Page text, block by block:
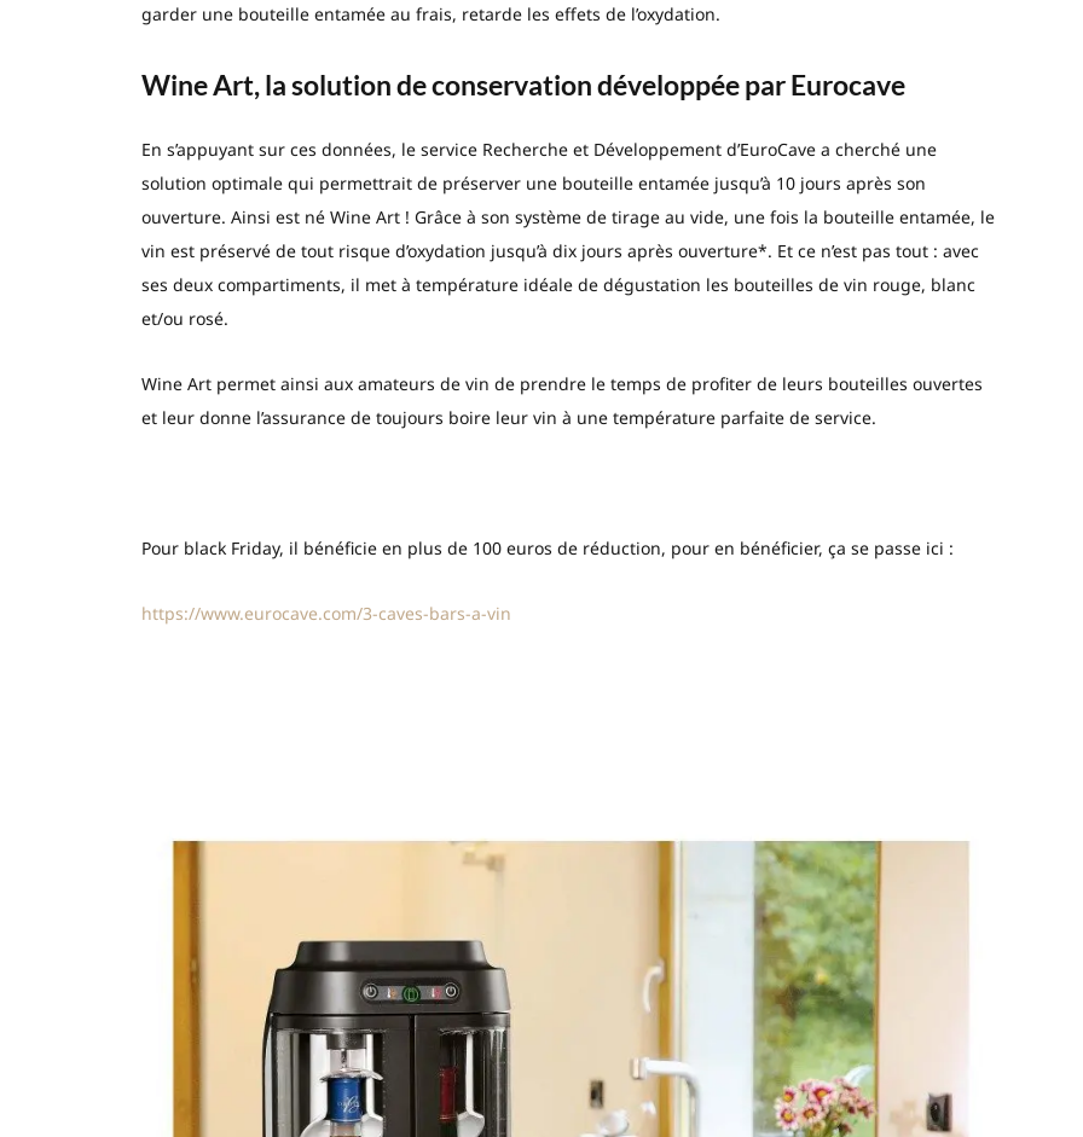
garder une bouteille entamée au frais, retarde les effets de l’oxydation.
Wine Art, la solution de conservation développée par Eurocave
En s’appuyant sur ces données, le service Recherche et Développement d’EuroCave a cherché une
solution optimale qui permettrait de préserver une bouteille entamée jusqu’à 10 jours après son
ouverture. Ainsi est né Wine Art ! Grâce à son système de tirage au vide, une fois la bouteille entamée, le
vin est préservé de tout risque d’oxydation jusqu’à dix jours après ouverture*. Et ce n’est pas tout : avec
ses deux compartiments, il met à température idéale de dégustation les bouteilles de vin rouge, blanc
et/ou rosé.
Wine Art permet ainsi aux amateurs de vin de prendre le temps de profiter de leurs bouteilles ouvertes
et leur donne l’assurance de toujours boire leur vin à une température parfaite de service.
Pour black Friday, il bénéficie en plus de 100 euros de réduction, pour en bénéficier, ça se passe ici :
https://www.eurocave.com/3-caves-bars-a-vin